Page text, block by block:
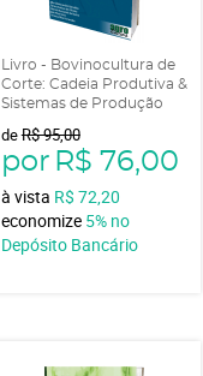
Livro - Bovinocultura de
Corte: Cadeia Produtiva &
Sistemas de Produção
deR$ 95,00
por R$ 76,00
à vista R$ 72,20
economize 5% no
Depósito Bancário